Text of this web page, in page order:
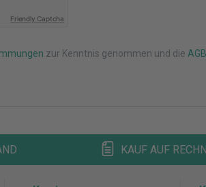
Friendly Captcha
zur Kenntnis genommen und die AGB
KAUF AUF